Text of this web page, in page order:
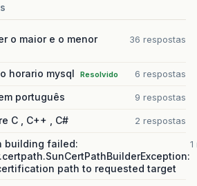
o maior e o menor 36 respostas
horario mysql Resolvido 6 respostas
português 9 respostas
C , C++ , C# 2 respostas
building failed:
path to requested target